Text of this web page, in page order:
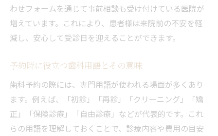
わせフォームを通じて事前相談も受け付けている医院が
増えています。これにより、患者様は来院前の不安を軽
減し、安心して受診日を迎えることができます。
予約時に役立つ歯科用語とその意味
歯科予約の際には、専門用語が使われる場面が多くあり
ます。例えば、「初診」「再診」「クリーニング」「矯
正」「保険診療」「自由診療」などが代表的です。これ
らの用語を理解しておくことで、診療内容や費用の目安